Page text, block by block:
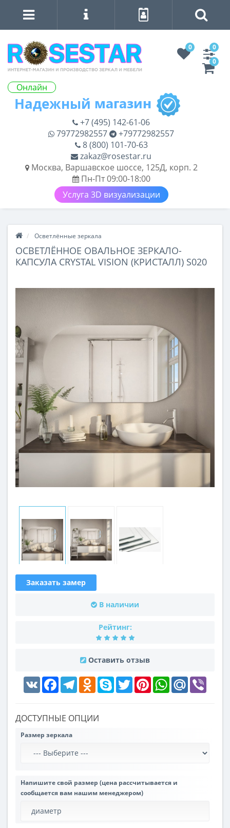
Онлайн
0
0
0
+7 (495) 142-61-06
79772982557
+79772982557
8 (800) 101-70-63
zakaz@rosestar.ru
Москва, Варшавское шоссе, 125Д, корп. 2
Пн-Пт 09:00-18:00
Услуга 3D визуализации
Осветлённые зеркала
ОСВЕТЛЁННОЕ ОВАЛЬНОЕ ЗЕРКАЛО-
КАПСУЛА CRYSTAL VISION (КРИСТАЛЛ) S020
Заказать замер
В наличии
Рейтинг:
Оставить отзыв
VK FacebookTelegramOdnoklassniki
Skype Twitter PinterestWhatsAppMail.Ru
ДОСТУПНЫЕ ОПЦИИ
Размер зеркала
Напишите свой размер (цена рассчитывается и
сообщается вам нашим менеджером)